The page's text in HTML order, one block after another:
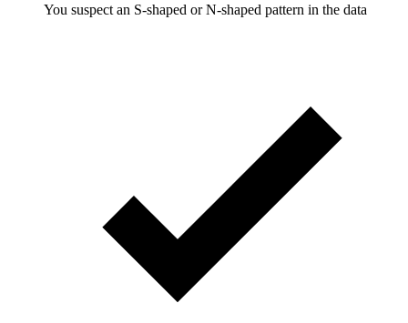
You suspect an S-shaped or N-shaped pattern in the data